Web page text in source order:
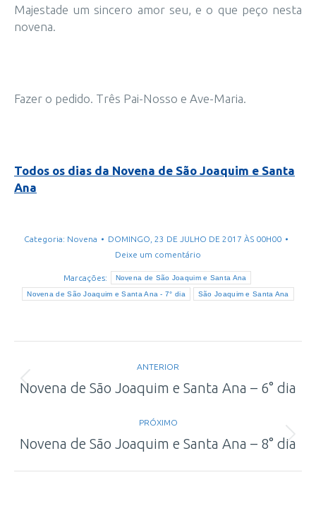
Majestade um sincero amor seu, e o que peço nesta
novena.
Fazer o pedido. Três Pai-Nosso e Ave-Maria.
Todos os dias da Novena de São Joaquim e Santa
Ana
Categoria: Novena
DOMINGO, 23 DE JULHO DE 2017 ÀS 00H00
Deixe um comentário
Marcações: Novena de São Joaquim e Santa Ana
Novena de São Joaquim e Santa Ana - 7° dia São Joaquim e Santa Ana
de
ANTERIOR
Post
Novena de São Joaquim e Santa Ana – 6° dia
PRÓXIMO
Próximo
Novena de São Joaquim e Santa Ana – 8° dia